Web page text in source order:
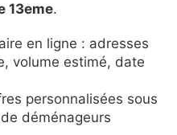
13eme.
en ligne : adresses
volume estimé, date
personnalisées sous
déménageurs